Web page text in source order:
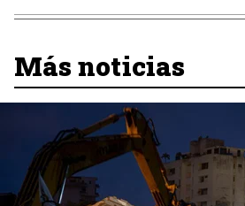
Más noticias